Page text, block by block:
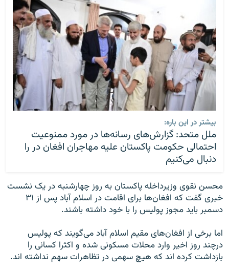
بیشتر در این باره:
ملل متحد: گزارش‌های رسانه‌ها در مورد ممنوعیت
احتمالی حکومت پاکستان علیه مهاجران افغان در را
دنبال می‌کنیم
محسن نقوی وزیرداخله پاکستان به روز چهارشنبه در یک نشست
خبری گفت که افغان‌ها برای اقامت در اسلام آباد پس از ۳۱
دسمبر باید مجوز پولیس را با خود داشته باشند.
اما برخی از افغان‌های مقیم اسلام آباد می‌گویند که پولیس
درچند روز اخیر وارد محلات مسکونی شده و اکثرا کسانی را
بازداشت کرده اند که هیچ سهمی در تظاهرات سهم نداشته اند.